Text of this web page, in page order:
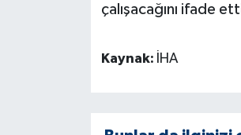
çalışacağını ifade
Kaynak: İHA